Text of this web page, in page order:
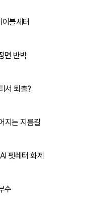
블세터
면 반박
서 퇴출?
지는 지름길
펫레터 화제
수